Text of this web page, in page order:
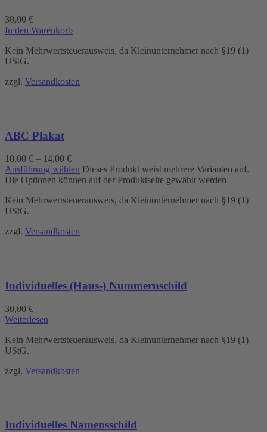
30,00 €
In den Warenkorb
Kein Mehrwertsteuerausweis, da Kleinunternehmer nach §19 (1)
UStG.
zzgl. Versandkosten
ABC Plakat
10,00 € – 14,00 €
Ausführung wählen Dieses Produkt weist mehrere Varianten auf.
Die Optionen können auf der Produktseite gewählt werden
Kein Mehrwertsteuerausweis, da Kleinunternehmer nach §19 (1)
UStG.
zzgl. Versandkosten
Individuelles (Haus-) Nummernschild
30,00 €
Weiterlesen
Kein Mehrwertsteuerausweis, da Kleinunternehmer nach §19 (1)
UStG.
zzgl. Versandkosten
Individuelles Namensschild